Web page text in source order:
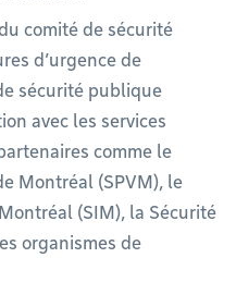
comité de sécurité
d’urgence de
sécurité publique
avec les services
comme le
Montréal (SPVM), le
(SIM), la Sécurité
organismes de